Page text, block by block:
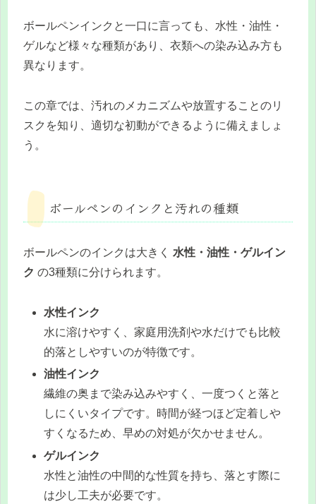
ボールペンインクと一口に言っても、水性・油性・
ゲルなど様々な種類があり、衣類への染み込み方も
異なります。
この章では、汚れのメカニズムや放置することのリ
スクを知り、適切な初動ができるように備えましょ
う。
ボールペンのインクと汚れの種類
ボールペンのインクは大きく 水性・油性・ゲルイン
ク の3種類に分けられます。
水性インク
水に溶けやすく、家庭用洗剤や水だけでも比較
的落としやすいのが特徴です。
油性インク
繊維の奥まで染み込みやすく、一度つくと落と
しにくいタイプです。時間が経つほど定着しや
すくなるため、早めの対処が欠かせません。
ゲルインク
水性と油性の中間的な性質を持ち、落とす際に
は少し工夫が必要です。